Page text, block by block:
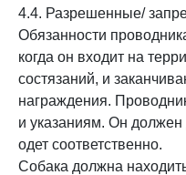
4.4. Разрешенные/
Обязанности
когда он входит на
состязаний, и
награждения.
и указаниям. Он должен
одет соответственно.
Собака должна